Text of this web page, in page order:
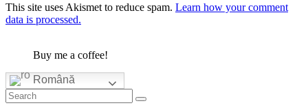
This site uses Akismet to reduce spam. Learn how your comment
data is processed.
Buy me a coffee!
Română